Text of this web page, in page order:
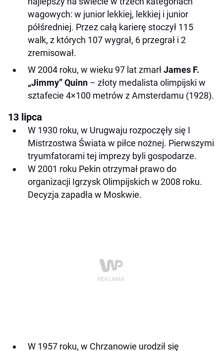
wagowych: w junior lekkiej, lekkiej i junior
półśredniej. Przez całą karierę stoczył 115
walk, z których 107 wygrał, 6 przegrał i 2
zremisował.
W 2004 roku, w wieku 97 lat zmarłJames F.
„Jimmy” Quinn – złoty medalista olimpijski w
sztafecie 4×100 metrów z Amsterdamu (1928).
13 lipca
W 1930 roku, w Urugwaju rozpoczęły się I
Mistrzostwa Świata w piłce nożnej. Pierwszymi
tryumfatorami tej imprezy byli gospodarze.
W 2001 roku Pekin otrzymał prawo do
organizacji Igrzysk Olimpijskich w 2008 roku.
Decyzja zapadła w Moskwie.
W 1957 roku, w Chrzanowie urodził się